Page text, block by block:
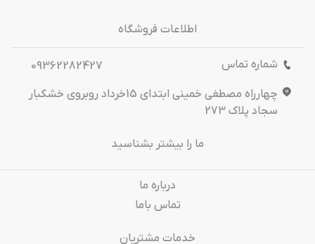
اطلاعات فروشگاه
شماره تماس
09362282427
چهارراه مصطفی خمینی ابتدای 15خرداد روبروی خشکبار
سجاد پلاک 273
ما را بیشتر بشناسید
درباره‌ ما
تماس باما
خدمات مشتریان